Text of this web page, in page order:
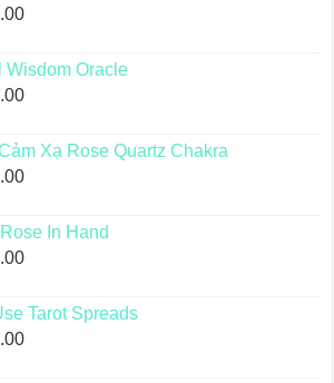
Wisdom Oracle
Xạ Rose Quartz Chakra
In Hand
Tarot Spreads